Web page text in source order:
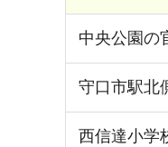
中央公園の
守口市駅北
西信達小学